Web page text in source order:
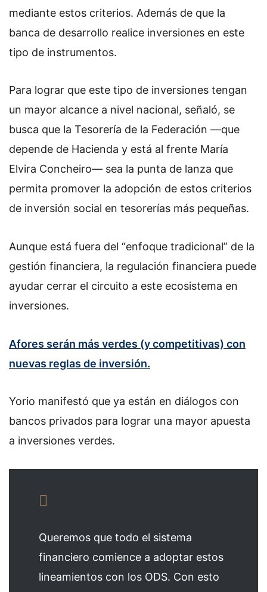
mediante estos criterios. Además de que la
banca de desarrollo realice inversiones en este
tipo de instrumentos.
Para lograr que este tipo de inversiones tengan
un mayor alcance a nivel nacional, señaló, se
busca que la Tesorería de la Federación —que
depende de Hacienda y está al frente María
Elvira Concheiro— sea la punta de lanza que
permita promover la adopción de estos criterios
de inversión social en tesorerías más pequeñas.
Aunque está fuera del “enfoque tradicional” de la
gestión financiera, la regulación financiera puede
ayudar cerrar el circuito a este ecosistema en
inversiones.
Afores serán más verdes (y competitivas) con
nuevas reglas de inversión.
Yorio manifestó que ya están en diálogos con
bancos privados para lograr una mayor apuesta
a inversiones verdes.
Queremos que todo el sistema
financiero comience a adoptar estos
lineamientos con los ODS. Con esto